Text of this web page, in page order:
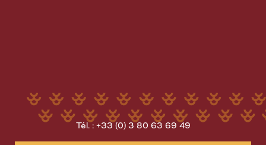
Tél. : +33 (0) 3 80 63 69 49